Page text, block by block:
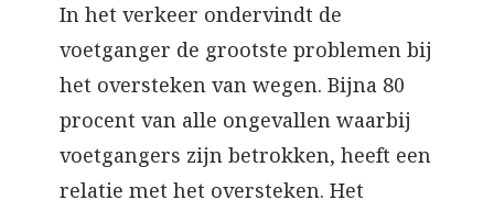
In het verkeer ondervindt de
voetganger de grootste problemen bij
het oversteken van wegen. Bijna 80
procent van alle ongevallen waarbij
voetgangers zijn betrokken, heeft een
relatie met het oversteken. Het